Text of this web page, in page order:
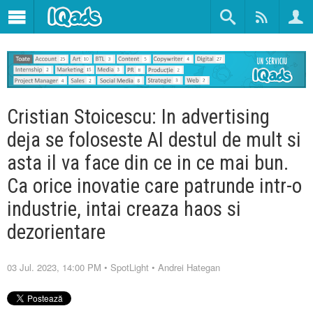
Cristian Stoicescu: In advertising
deja se foloseste AI destul de mult si
asta il va face din ce in ce mai bun.
Ca orice inovatie care patrunde intr-o
industrie, intai creaza haos si
dezorientare
03 Jul. 2023, 14:00 PM • SpotLight • Andrei Hategan